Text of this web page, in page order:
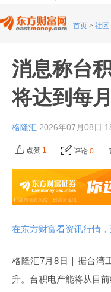
首页 > 社区
消息称台
将达到每
格隆汇 2026年07月08日
点赞 1 评论 0
在东方财富看资讯行情
格隆汇7月8日｜据台湾
升。台积电产能将从目